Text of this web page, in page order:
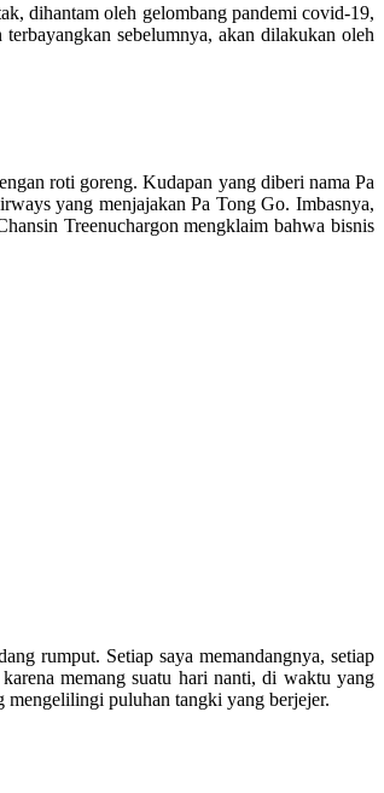
dihantam oleh gelombang pandemi covid-19,
sebelumnya, akan dilakukan oleh
roti goreng. Kudapan yang diberi nama Pa
yang menjajakan Pa Tong Go. Imbasnya,
Treenuchargon mengklaim bahwa bisnis
rumput. Setiap saya memandangnya, setiap
memang suatu hari nanti, di waktu yang
mengelilingi puluhan tangki yang berjejer.